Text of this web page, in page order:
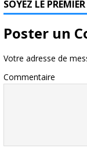
SOYEZ LE
Poster un
Votre adresse de
Commentaire